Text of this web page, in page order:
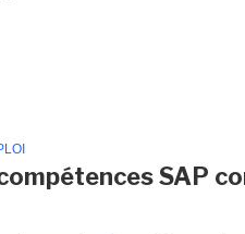
SAP